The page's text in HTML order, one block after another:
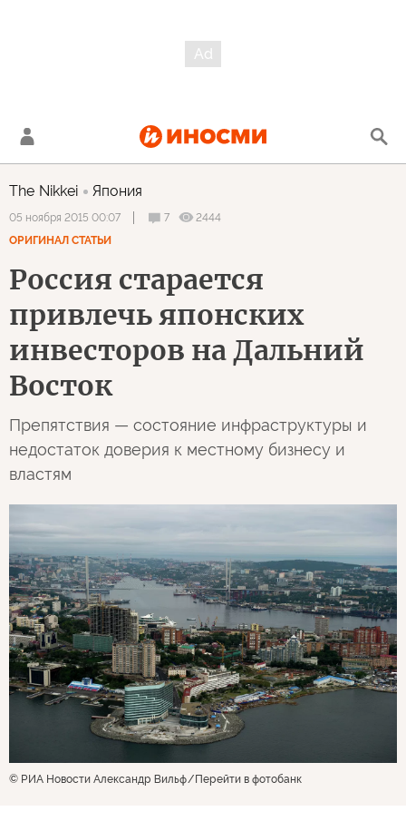
The Nikkei Япония
05 ноября 2015 00:07 7
2444
ОРИГИНАЛ СТАТЬИ
Россия старается
привлечь японских
инвесторов на Дальний
Восток
Препятствия — состояние инфраструктуры и
недостаток доверия к местному бизнесу и
властям
© РИА Новости Александр Вильф Перейти в фотобанк